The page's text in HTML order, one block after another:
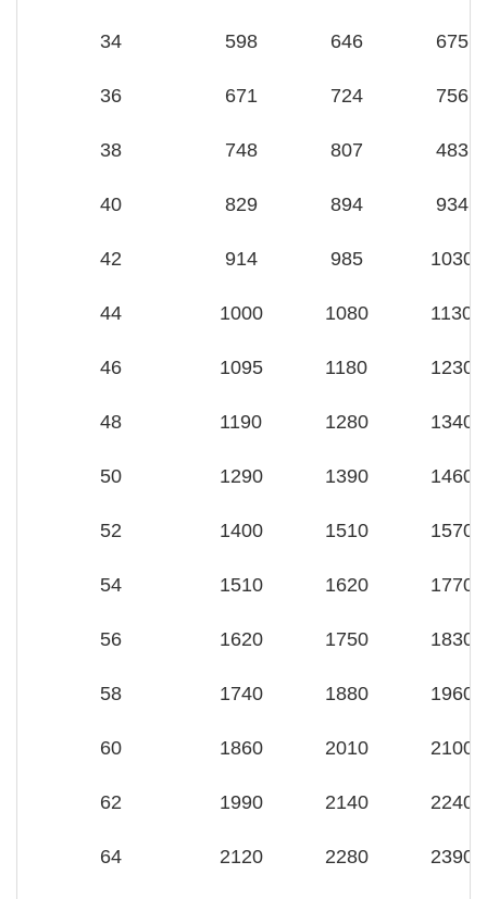
34 598 646 675
36 671 724 756
38 748 807 483
40 829 894 934
42 914 985 1030
44 1000 1080 1130
46 1095 1180 1230
48 1190 1280 1340
50 1290 1390 1460
52 1400 1510 1570
54 1510 1620 1770
56 1620 1750 1830
58 1740 1880 1960
60 1860 2010 2100
62 1990 2140 2240
64 2120 2280 2390